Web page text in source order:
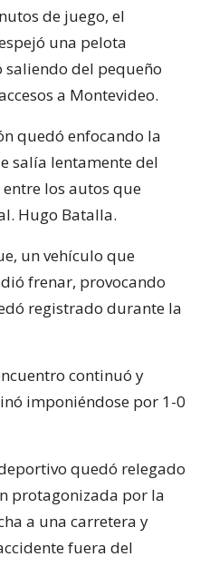
de juego, el
una pelota
del pequeño
a Montevideo.
quedó enfocando la
salía lentamente del
los autos que
Hugo Batalla.
un vehículo que
frenar, provocando
registrado durante la
continuó y
imponiéndose por 1-0
quedó relegado
protagonizada por la
a una carretera y
fuera del